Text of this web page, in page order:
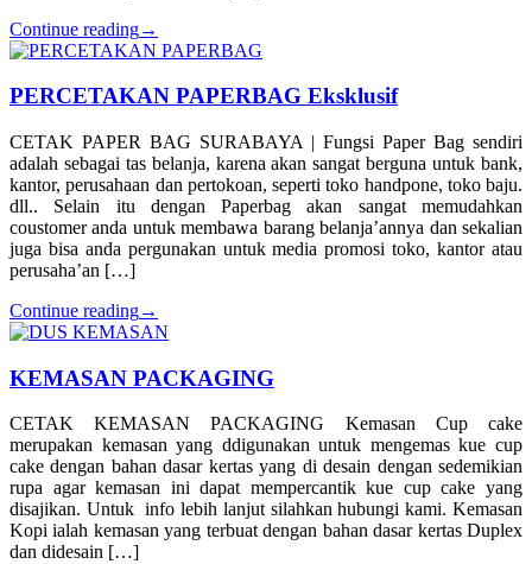
Continue reading→
PERCETAKAN PAPERBAG Eksklusif
CETAK PAPER BAG SURABAYA | Fungsi Paper Bag sendiri
adalah sebagai tas belanja, karena akan sangat berguna untuk bank,
kantor, perusahaan dan pertokoan, seperti toko handpone, toko baju.
dll.. Selain itu dengan Paperbag akan sangat memudahkan
coustomer anda untuk membawa barang belanja’annya dan sekalian
juga bisa anda pergunakan untuk media promosi toko, kantor atau
perusaha’an […]
Continue reading→
KEMASAN PACKAGING
CETAK KEMASAN PACKAGING Kemasan Cup cake
merupakan kemasan yang ddigunakan untuk mengemas kue cup
cake dengan bahan dasar kertas yang di desain dengan sedemikian
rupa agar kemasan ini dapat mempercantik kue cup cake yang
disajikan. Untuk info lebih lanjut silahkan hubungi kami. Kemasan
Kopi ialah kemasan yang terbuat dengan bahan dasar kertas Duplex
dan didesain […]